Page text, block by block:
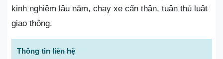
kinh nghiệm lâu năm, chạy xe cẩn thận, tuân thủ luật
giao thông.
Thông tin liên hệ